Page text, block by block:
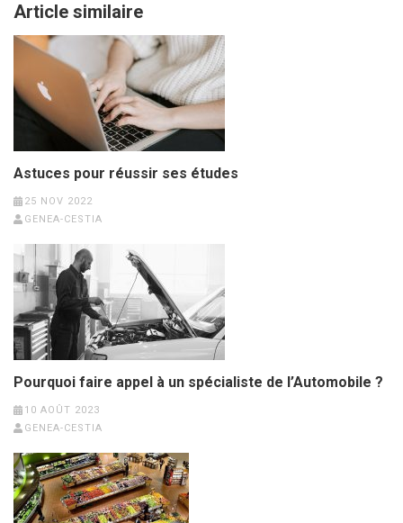
Article similaire
Astuces pour réussir ses études
25 NOV 2022
GENEA-CESTIA
Pourquoi faire appel à un spécialiste de l’Automobile ?
10 AOÛT 2023
GENEA-CESTIA